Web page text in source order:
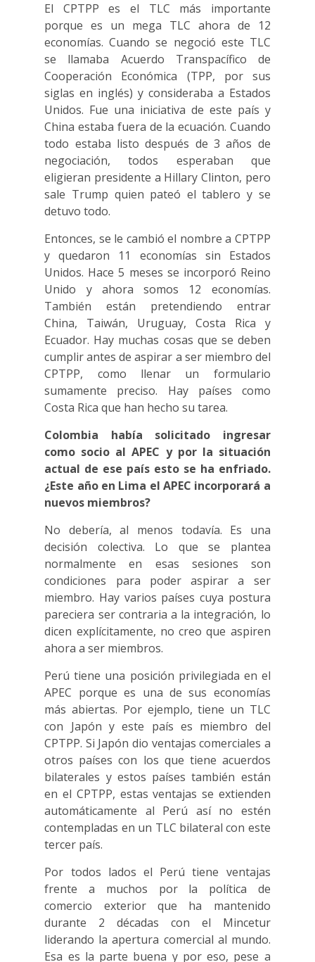
El CPTPP es el TLC más importante
porque es un mega TLC ahora de 12
economías. Cuando se negoció este TLC
se llamaba Acuerdo Transpacífico de
Cooperación Económica (TPP, por sus
siglas en inglés) y consideraba a Estados
Unidos. Fue una iniciativa de este país y
China estaba fuera de la ecuación. Cuando
todo estaba listo después de 3 años de
negociación, todos esperaban que
eligieran presidente a Hillary Clinton, pero
sale Trump quien pateó el tablero y se
detuvo todo.
Entonces, se le cambió el nombre a CPTPP
y quedaron 11 economías sin Estados
Unidos. Hace 5 meses se incorporó Reino
Unido y ahora somos 12 economías.
También están pretendiendo entrar
China, Taiwán, Uruguay, Costa Rica y
Ecuador. Hay muchas cosas que se deben
cumplir antes de aspirar a ser miembro del
CPTPP, como llenar un formulario
sumamente preciso. Hay países como
Costa Rica que han hecho su tarea.
Colombia había solicitado ingresar
como socio al APEC y por la situación
actual de ese país esto se ha enfriado.
¿Este año en Lima el APEC incorporará a
nuevos miembros?
No debería, al menos todavía. Es una
decisión colectiva. Lo que se plantea
normalmente en esas sesiones son
condiciones para poder aspirar a ser
miembro. Hay varios países cuya postura
pareciera ser contraria a la integración, lo
dicen explícitamente, no creo que aspiren
ahora a ser miembros.
Perú tiene una posición privilegiada en el
APEC porque es una de sus economías
más abiertas. Por ejemplo, tiene un TLC
con Japón y este país es miembro del
CPTPP. Si Japón dio ventajas comerciales a
otros países con los que tiene acuerdos
bilaterales y estos países también están
en el CPTPP, estas ventajas se extienden
automáticamente al Perú así no estén
contempladas en un TLC bilateral con este
tercer país.
Por todos lados el Perú tiene ventajas
frente a muchos por la política de
comercio exterior que ha mantenido
durante 2 décadas con el Mincetur
liderando la apertura comercial al mundo.
Esa es la parte buena y por eso, pese a